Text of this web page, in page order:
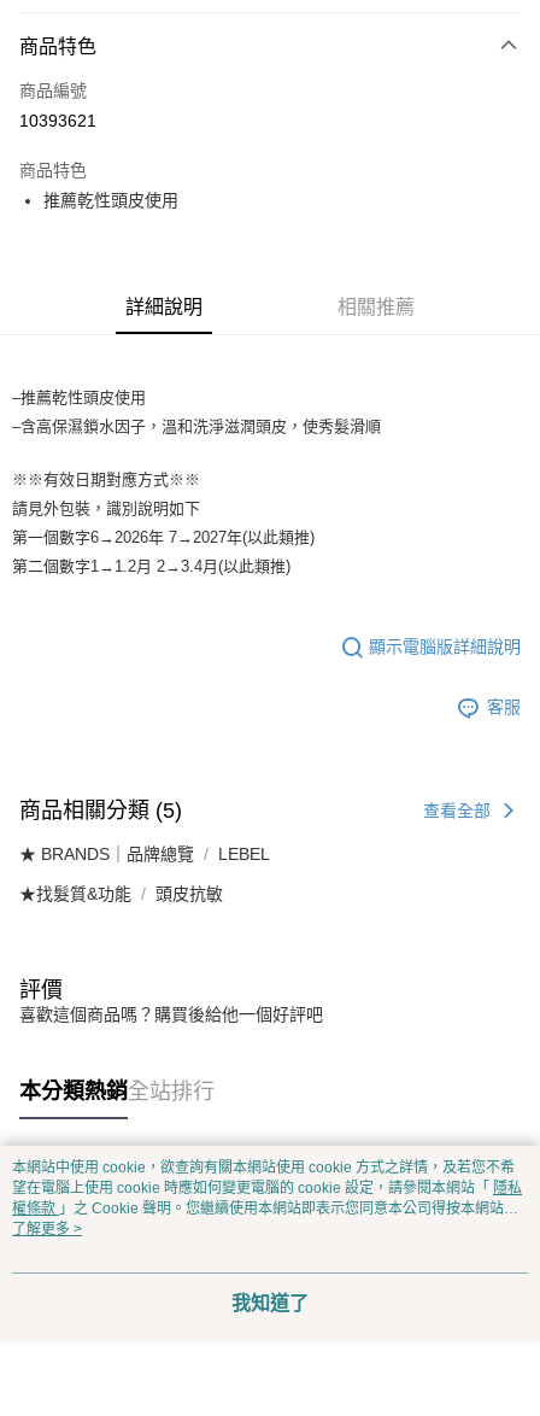
台灣樂天信用卡公司
玉山商業銀行
台灣樂天信用卡公司
相關說明
【大哥付你分期使用說明】
2.付款方式選擇「大哥付你分期」，訂單成立後會自動跳轉到大哥付的交易
流程，驗證手機門號後，選擇欲分期的期數、繳款截止日，確認付款後即完
成交易。
法說明評估內容。
【繳款方式說明】
2.透過簡訊連結打開帳單後，可選擇「超商條碼／台灣大直營門市／銀行轉
帳／街口支付／iPASS MONEY」等通路繳費。
1.本服務係由「台灣大哥大股份有限公司」（以下簡稱本公司）所提供，讓
買賣價金債權讓與本公司後，依約使用本公司帳單繳交帳款。
2.基於同意付款使用「大哥付你分期」之契約關係目的，商店將以您的個人
資料（包含姓名、電話或地址）提供予台灣大哥大進項蒐集、處理及利用，
運送方式
付款後全家取貨
7-11取貨付款
每筆NT$65，滿NT$1,699(含以上)免運費
付款後7-11取貨
每筆NT$65，滿NT$1,699(含以上)免運費
宅配
商品特色
商品編號
10393621
商品特色
推薦乾性頭皮使用
詳細說明 相關推薦
–推薦乾性頭皮使用
–含高保濕鎖水因子，溫和洗淨滋潤頭皮，使秀髮滑順
※※有效日期對應方式※※
請見外包裝，識別說明如下
第一個數字6→2026年 7→2027年(以此類推)
第二個數字1→1.2月 2→3.4月(以此類推)
顯示電腦版詳細說明
客服
商品相關分類 (5) 查看全部
★ BRANDS｜品牌總覽 LEBEL
★找髮質&功能 頭皮抗敏
評價
喜歡這個商品嗎？購買後給他一個好評吧
本分類熱銷全站排行
熱門標籤
本網站中使用 cookie，欲查詢有關本網站使用 cookie 方式之詳情，及若您不希
望在電腦上使用 cookie 時應如何變更電腦的 cookie 設定，請參閱本網站「 隱私
權條款 」之 Cookie 聲明。您繼續使用本網站即表示您同意本公司得按本網站使
用條款之 Cookie 聲明使用 cookie。
了解更多 >
我知道了